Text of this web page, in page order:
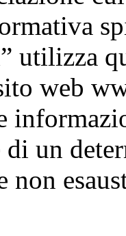
utilizza
web
di un
non